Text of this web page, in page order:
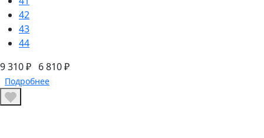
42
43
44
9 310 ₽ 6 810 ₽
Подробнее